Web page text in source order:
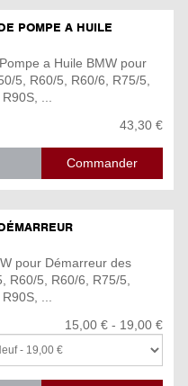
POMPE A HUILE
a Huile BMW pour
5, R60/5, R60/6, R75/5,
...
43,30 €
pour Démarreur des
R60/5, R60/6, R75/5,
...
15,00 € - 19,00 €